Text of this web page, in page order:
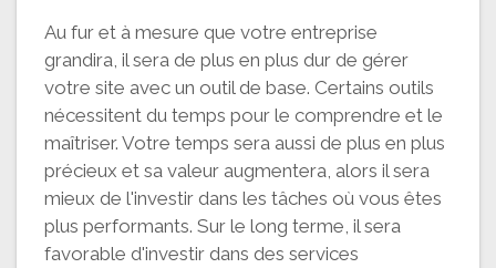
Au fur et à mesure que votre entreprise
grandira, il sera de plus en plus dur de gérer
votre site avec un outil de base. Certains outils
nécessitent du temps pour le comprendre et le
maîtriser. Votre temps sera aussi de plus en plus
précieux et sa valeur augmentera, alors il sera
mieux de l'investir dans les tâches où vous êtes
plus performants. Sur le long terme, il sera
favorable d'investir dans des services